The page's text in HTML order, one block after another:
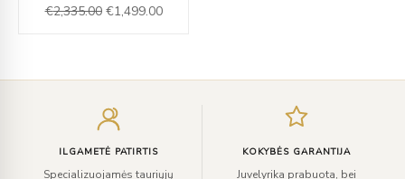
€2,335.00 €2,335.00.
€1,499.00€1,499.00.
ILGAMETĖ PATIRTIS
Specializuojamės tauriųjų
KOKYBĖS GARANTIJA
Juvelyrika prabuota, bei